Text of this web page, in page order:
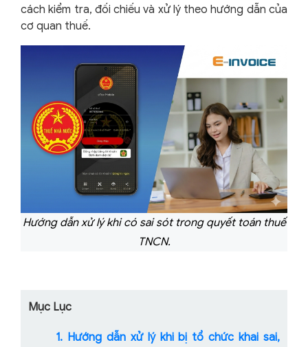
cách kiểm tra, đối chiếu và xử lý theo hướng dẫn của
cơ quan thuế.
Hướng dẫn xử lý khi có sai sót trong quyết toán thuế
TNCN.
Mục Lục
1. Hướng dẫn xử lý khi bị tổ chức khai sai,